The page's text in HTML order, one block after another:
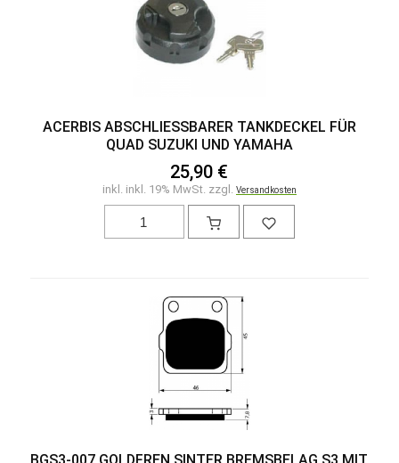
ACERBIS ABSCHLIESSBARER TANKDECKEL FÜR
QUAD SUZUKI UND YAMAHA
25,90 €
inkl. inkl. 19% MwSt. zzgl. Versandkosten